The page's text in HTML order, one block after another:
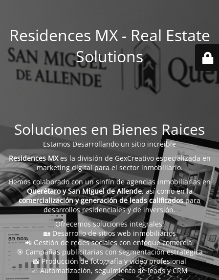
Residences MX - Real Estate
Solutions
Soluciones en Bienes Raices
Estamos Desarrollando un sitio increible
Residences MXes la división de GexCreativo especializada en
marketing digital para el sector inmobiliario.
Hemos colaborado con un sinfín de agencias inmobiliarias en
Querétaro y San Miguel de Allende, así como en la
comercialización y generación de leads calificadospara
desarrollos residenciales y de inversión.
Ofrecemos soluciones integrales:
🏡 Desarrollo de sitios web inmobiliarios
📲 Gestión de redes sociales con enfoque comercial
🎯 Campañas publicitarias con segmentación estratégica
📸 Producción de fotografía y video profesional
📈 Automatización, seguimiento de leads y CRM